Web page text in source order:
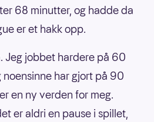
68 minutter, og hadde da
er et hakk opp.
Jeg jobbet hardere på 60
har gjort på 90
en ny verden for meg.
er aldri en pause i spillet,